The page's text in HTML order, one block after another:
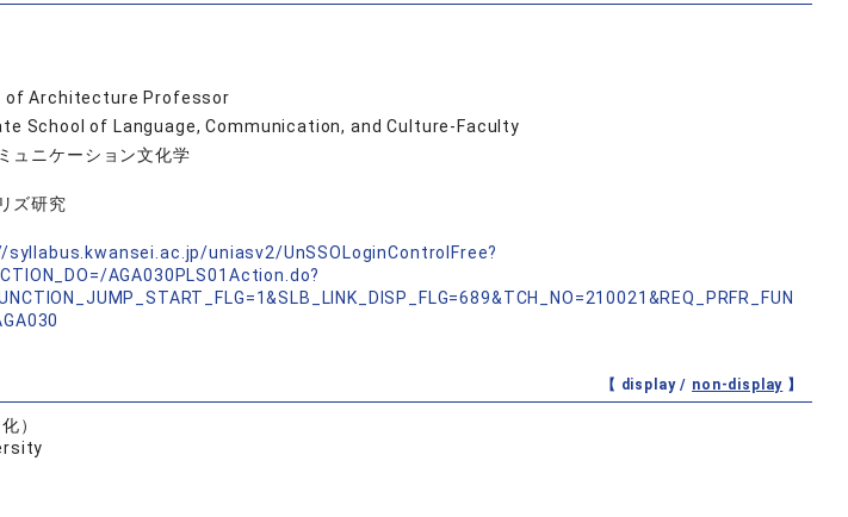
of Architecture Professor
School of Language, Communication, and Culture-Faculty
ュニケーション文化学
ズ研究
uniasv2/UnSSOLoginControlFree?
AGA030PLS01Action.do?
【 display / non-display 】
）